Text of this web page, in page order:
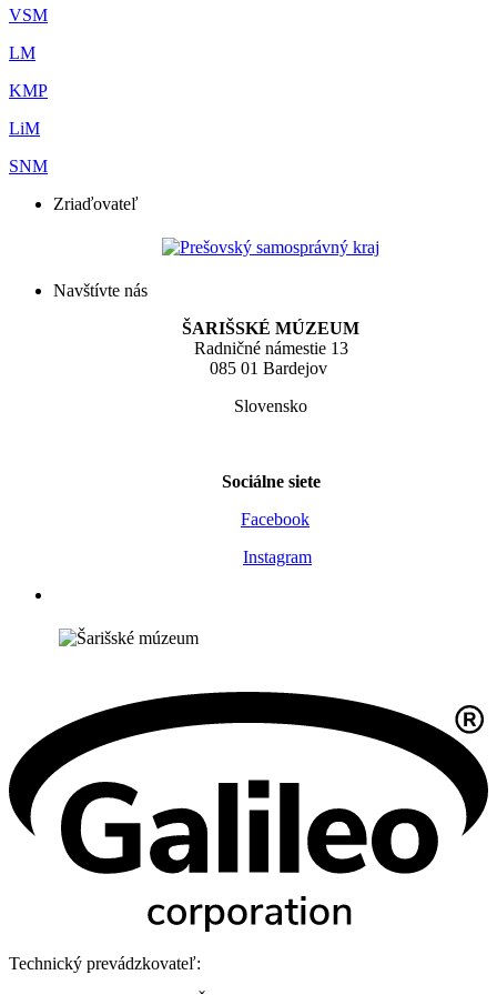
VSM
LM
KMP
LiM
SNM
Zriaďovateľ
Navštívte nás
ŠARIŠSKÉ MÚZEUM
Radničné námestie 13
085 01 Bardejov
Slovensko
Sociálne siete
Facebook
Instagram
Technický prevádzkovateľ: